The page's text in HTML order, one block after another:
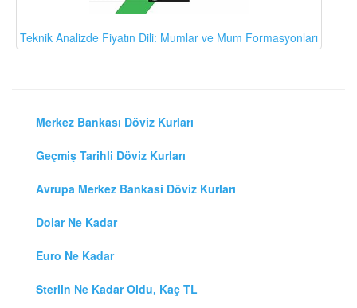
Teknik Analizde Fiyatın Dili: Mumlar ve Mum Formasyonları
Merkez Bankası Döviz Kurları
Geçmiş Tarihli Döviz Kurları
Avrupa Merkez Bankasi Döviz Kurları
Dolar Ne Kadar
Euro Ne Kadar
Sterlin Ne Kadar Oldu, Kaç TL